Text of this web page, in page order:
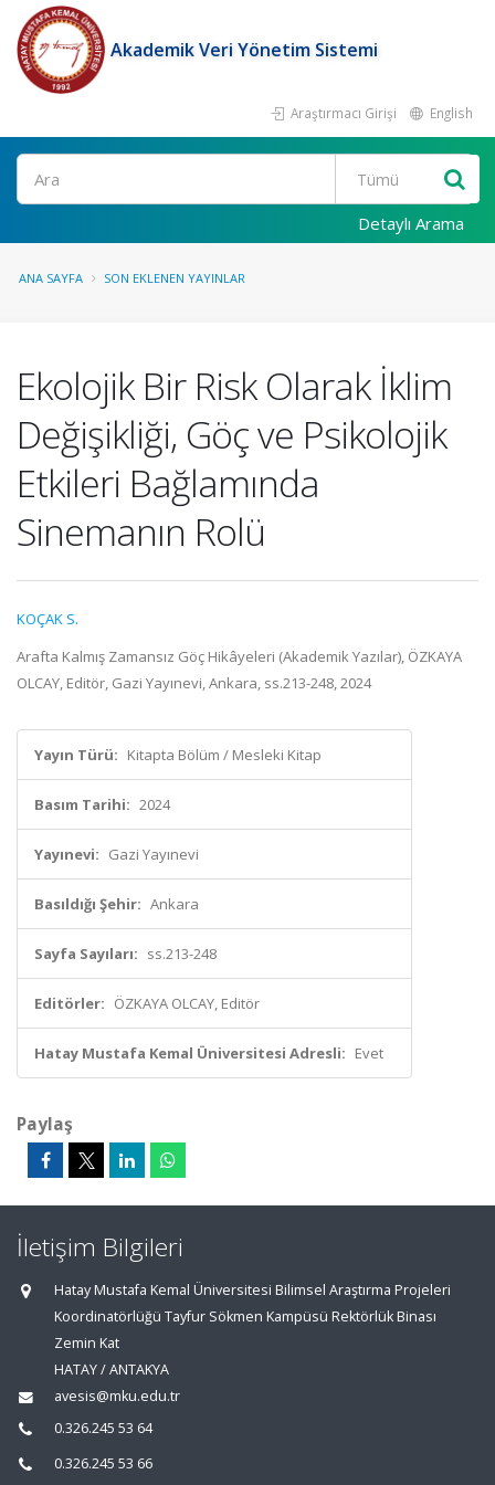
Akademik Veri Yönetim Sistemi
Araştırmacı Girişi English
Ara
Detaylı Arama
ANA SAYFA SON EKLENEN YAYINLAR
Ekolojik Bir Risk Olarak İklim
Değişikliği, Göç ve Psikolojik
Etkileri Bağlamında
Sinemanın Rolü
KOÇAK S.
Arafta Kalmış Zamansız Göç Hikâyeleri (Akademik Yazılar), ÖZKAYA
OLCAY, Editör, Gazi Yayınevi, Ankara, ss.213-248, 2024
Yayın Türü: Kitapta Bölüm / Mesleki Kitap
Basım Tarihi: 2024
Yayınevi: Gazi Yayınevi
Basıldığı Şehir: Ankara
Sayfa Sayıları: ss.213-248
Editörler: ÖZKAYA OLCAY, Editör
Hatay Mustafa Kemal Üniversitesi Adresli: Evet
Paylaş
İletişim Bilgileri
Hatay Mustafa Kemal Üniversitesi Bilimsel Araştırma Projeleri
Koordinatörlüğü Tayfur Sökmen Kampüsü Rektörlük Binası
Zemin Kat
HATAY / ANTAKYA
avesis@mku.edu.tr
0.326.245 53 64
0.326.245 53 66